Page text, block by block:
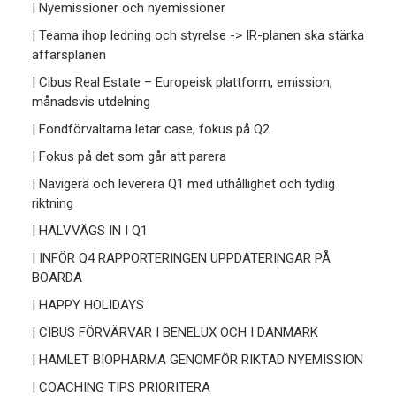
| Nyemissioner och nyemissioner
| Teama ihop ledning och styrelse -> IR-planen ska stärka
affärsplanen
| Cibus Real Estate – Europeisk plattform, emission,
månadsvis utdelning
| Fondförvaltarna letar case, fokus på Q2
| Fokus på det som går att parera
| Navigera och leverera Q1 med uthållighet och tydlig
riktning
| HALVVÄGS IN I Q1
| INFÖR Q4 RAPPORTERINGEN UPPDATERINGAR PÅ
BOARDA
| HAPPY HOLIDAYS
| CIBUS FÖRVÄRVAR I BENELUX OCH I DANMARK
| HAMLET BIOPHARMA GENOMFÖR RIKTAD NYEMISSION
| COACHING TIPS PRIORITERA